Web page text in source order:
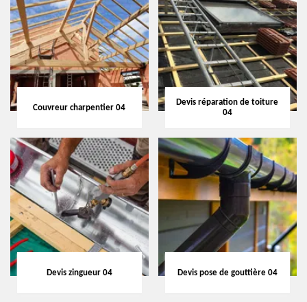
Couvreur charpentier 04
Devis réparation de toiture
04
Devis zingueur 04 Devis pose de gouttière 04